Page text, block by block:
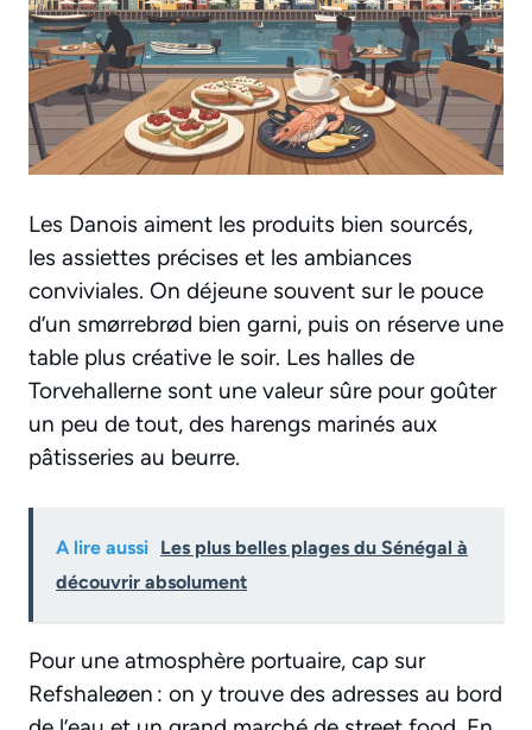
Les Danois aiment les produits bien sourcés,
les assiettes précises et les ambiances
conviviales. On déjeune souvent sur le pouce
d’un smørrebrød bien garni, puis on réserve une
table plus créative le soir. Les halles de
Torvehallerne sont une valeur sûre pour goûter
un peu de tout, des harengs marinés aux
pâtisseries au beurre.
A lire aussi Les plus belles plages du Sénégal à
découvrir absolument
Pour une atmosphère portuaire, cap sur
Refshaleøen : on y trouve des adresses au bord